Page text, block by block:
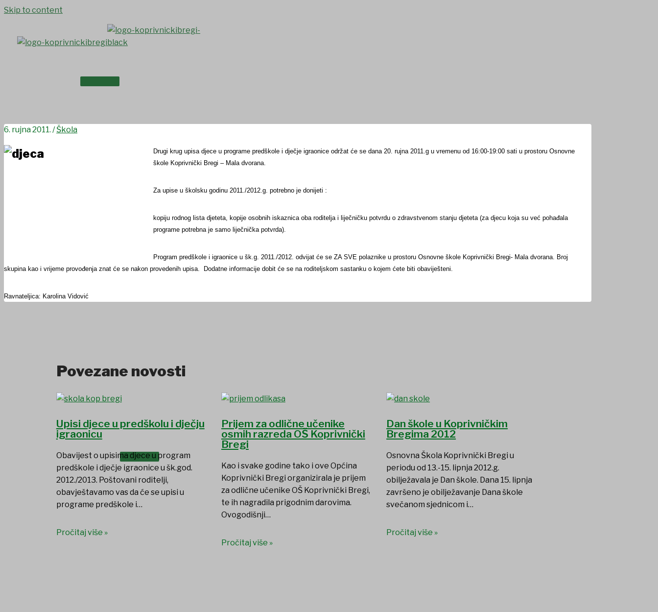
Skip to content
UDRUGE I DRUŠTVA
Obavijest o drugom krugu upisa djece u programe predškole
6. rujna 2011. /Škola
Drugi krug upisa djece u programe predškole i dječje igraonice održat će se dana 20. rujna 2011.g u vremenu od 16:00-19:00 sati u prostoru Osnovne
škole Koprivnički Bregi – Mala dvorana.
Za upise u školsku godinu 2011./2012.g. potrebno je donijeti :
kopiju rodnog lista djeteta, kopije osobnih iskaznica oba roditelja i liječničku potvrdu o zdravstvenom stanju djeteta (za djecu koja su već pohađala
programe potrebna je samo liječnička potvrda).
Program predškole i igraonice u šk.g. 2011./2012. odvijat će se ZA SVE polaznike u prostoru Osnovne škole Koprivnički Bregi- Mala dvorana. Broj
skupina kao i vrijeme provođenja znat će se nakon provedenih upisa. Dodatne informacije dobit će se na roditeljskom sastanku o kojem ćete biti obaviješteni.
Ravnateljica: Karolina Vidović
Povezane novosti
Upisi djece u predškolu i dječju
igraonicu
Obavijest o upisima djece u program
predškole i dječje igraonice u šk.god.
2012./2013. Poštovani roditelji,
obavještavamo vas da će se upisi u
programe predškole i…
Pročitaj više »
Prijem za odlične učenike
osmih razreda OŠ Koprivnički
Bregi
Kao i svake godine tako i ove Općina
Koprivnički Bregi organizirala je prijem
za odlične učenike OŠ Koprivnički Bregi,
te ih nagradila prigodnim darovima.
Ovogodišnji…
Pročitaj više »
Dan škole u Koprivničkim
Bregima 2012
Osnovna Škola Koprivnički Bregi u
periodu od 13.-15. lipnja 2012.g.
obilježavala je Dan škole. Dana 15. lipnja
završeno je obilježavanje Dana škole
svečanom sjednicom i…
Pročitaj više »